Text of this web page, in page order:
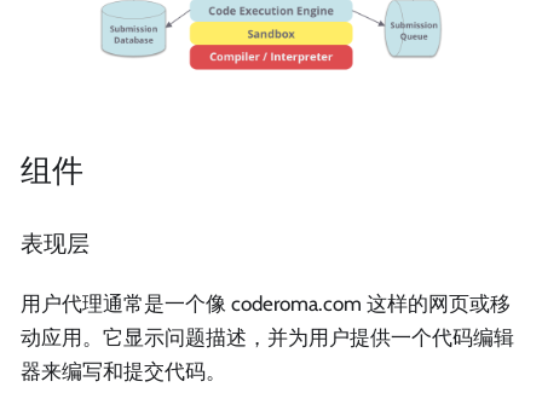
组件
表现层
用户代理通常是一个像 coderoma.com 这样的网页或移
动应用。它显示问题描述，并为用户提供一个代码编辑
器来编写和提交代码。